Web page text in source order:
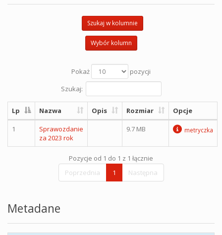
Szukaj w kolumnie
Wybór kolumn
Pokaż
pozycji
Szukaj:
Lp Nazwa Opis Rozmiar Opcje
1
Sprawozdanie
za 2023 rok
9.7 MB metryczka
Pozycje od 1 do 1 z 1 łącznie
Poprzednia
1 Następna
Metadane